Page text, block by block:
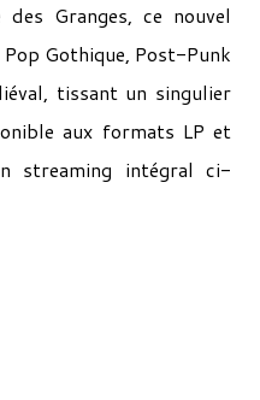
Granges, ce nouvel
Gothique, Post-Punk
tissant un singulier
aux formats LP et
streaming intégral ci-